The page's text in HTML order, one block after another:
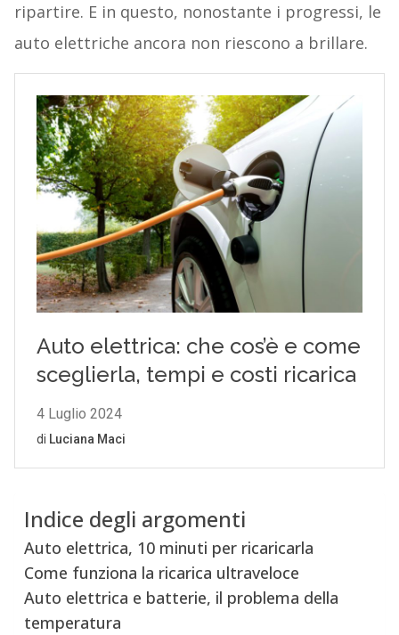
ripartire. E in questo, nonostante i progressi, le
auto elettriche ancora non riescono a brillare.
Indice degli argomenti
Auto elettrica, 10 minuti per ricaricarla
Come funziona la ricarica ultraveloce
Auto elettrica e batterie, il problema della
temperatura